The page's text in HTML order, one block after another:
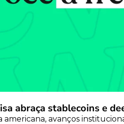
abraça stablecoins e
americana, avanços